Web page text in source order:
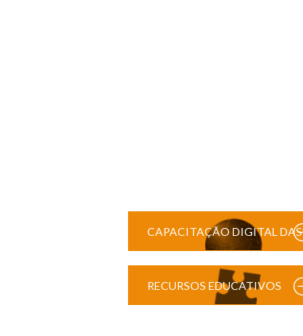
CAPACITAÇÃO DIGITAL DAS
RECURSOS EDUCATIVOS